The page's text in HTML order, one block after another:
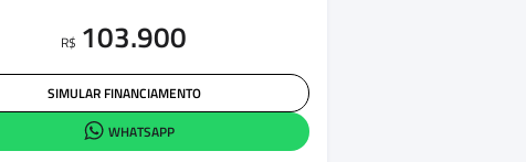
R$ 103.900
SIMULAR FINANCIAMENTO
WHATSAPP